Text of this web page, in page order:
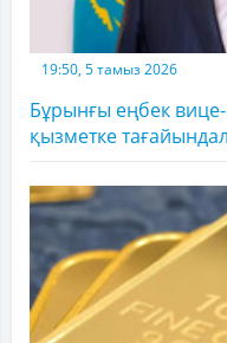
19:50, 5 тамыз 2026
Бұрынғы еңбек
қызметке